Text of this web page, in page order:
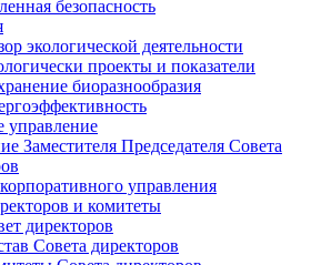
безопасность
экологической деятельности
проекты и показатели
биоразнообразия
управление
Заместителя Председателя Совета
управления
и комитеты
директоров
Совета директоров